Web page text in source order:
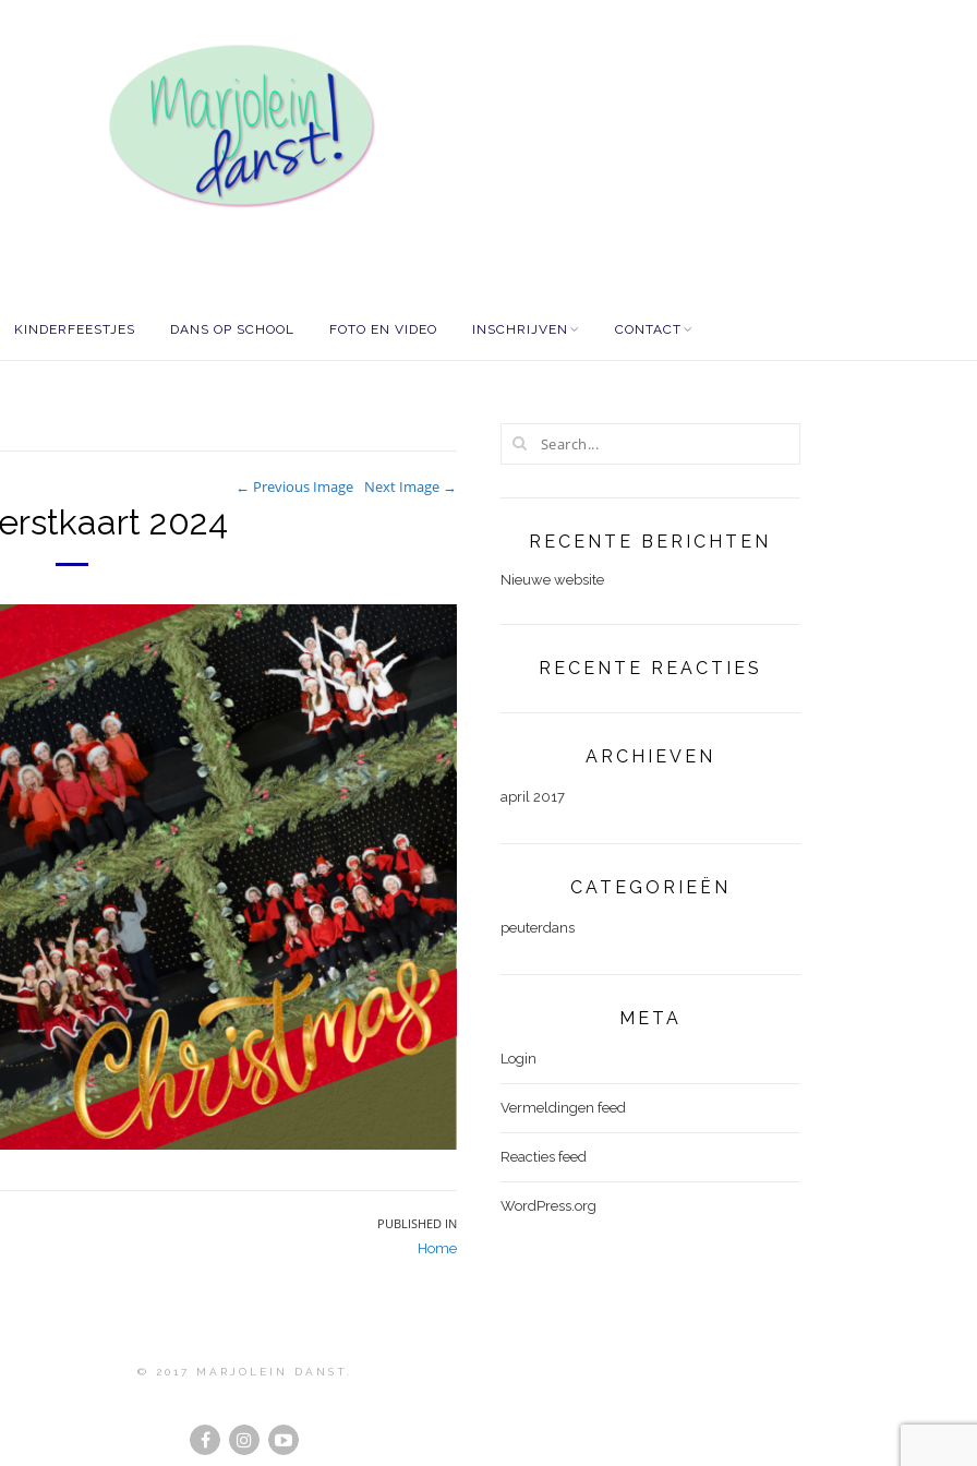
KINDERFEESTJES DANS OP SCHOOL FOTO EN VIDEO INSCHRIJVEN CONTACT
← Previous Image Next Image →
2024
PUBLISHED IN
Home
RECENTE BERICHTEN
Nieuwe website
RECENTE REACTIES
ARCHIEVEN
april 2017
CATEGORIEËN
peuterdans
META
Login
Vermeldingen feed
Reacties feed
WordPress.org
© 2017 MARJOLEIN DANST.